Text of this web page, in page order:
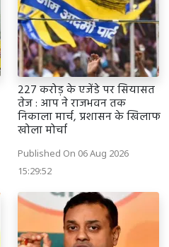
227 करोड़ के एजेंडे पर सियासत
तेज : आप ने राजभवन तक
निकाला मार्च, प्रशासन के खिलाफ
खोला मोर्चा
Published On 06 Aug 2026
15:29:52